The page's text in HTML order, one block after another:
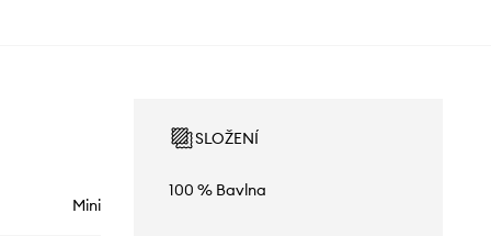
Mini
SLOŽENÍ
100 % Bavlna